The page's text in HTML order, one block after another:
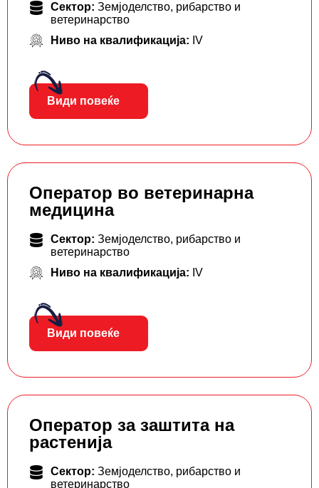
Сектор: Земјоделство, рибарство и
ветеринарство
Ниво на квалификација: IV
Види повеќе
Оператор во ветеринарна
медицина
Сектор: Земјоделство, рибарство и
ветеринарство
Ниво на квалификација: IV
Види повеќе
Оператор за заштита на
растенија
Сектор: Земјоделство, рибарство и
ветеринарство